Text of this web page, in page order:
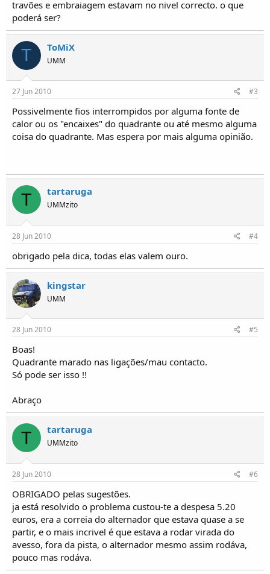
p
i
c
o
s
travões e embraiagem estavam no nivel correcto. o que
poderá ser?
T ToMiX
UMM
27 Jun 2010 #3
Possivelmente fios interrompidos por alguma fonte de
calor ou os "encaixes" do quadrante ou até mesmo alguma
coisa do quadrante. Mas espera por mais alguma opinião.
T tartaruga
UMMzito
28 Jun 2010 #4
obrigado pela dica, todas elas valem ouro.
kingstar
UMM
28 Jun 2010 #5
Boas!
Quadrante marado nas ligações/mau contacto.
Só pode ser isso !!
Abraço
T tartaruga
UMMzito
28 Jun 2010 #6
OBRIGADO pelas sugestões.
ja está resolvido o problema custou-te a despesa 5.20
euros, era a correia do alternador que estava quase a se
partir, e o mais incrivel é que estava a rodar virada do
avesso, fora da pista, o alternador mesmo assim rodáva,
pouco mas rodáva.